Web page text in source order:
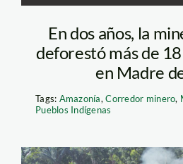
En dos años, la
deforestó más de
en Madre
Tags: Amazonía,Corredor minero,
Pueblos Indígenas